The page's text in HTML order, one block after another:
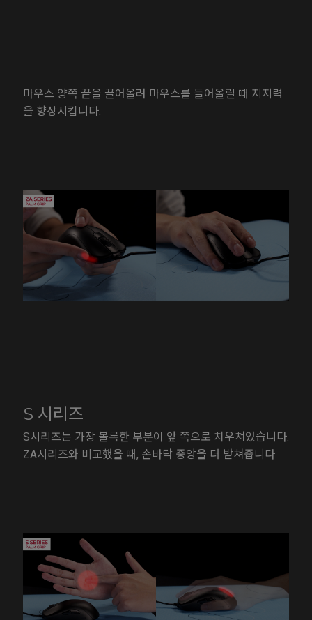
마우스 양쪽 끝을 끌어올려 마우스를 들어올릴 때 지지력
을 향상시킵니다.
S 시리즈
S시리즈는 가장 볼록한 부분이 앞 쪽으로 치우쳐있습니다.
ZA시리즈와 비교했을 때, 손바닥 중앙을 더 받쳐줍니다.